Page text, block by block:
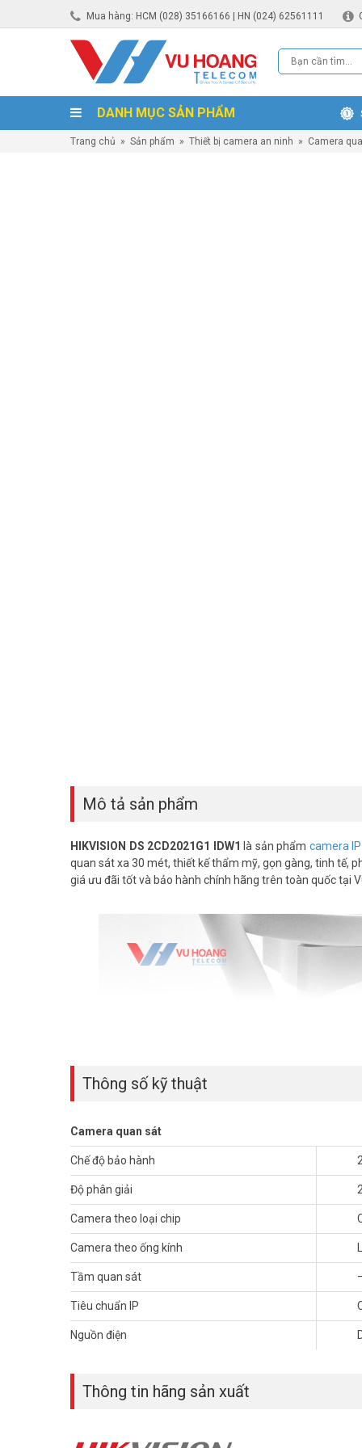
Mua hàng: HCM (028) 35166166 | HN (024) 62561111
DANH MỤC SẢN PHẨM
Trang chủ » Sản phẩm » Thiết bị camera an ninh » Camera
Mô tả sản phẩm
HIKVISION DS 2CD2021G1 IDW1 là sản phẩm camera
quan sát xa 30 mét, thiết kế thẩm mỹ, gọn gàng, tinh tế,
giá ưu đãi tốt và bảo hành chính hãng trên toàn quốc tại
HIKVISION DS-
Thông số kỹ thuật Camera IP Wifi
– Camera IP Trụ 2MP WIFI, chuẩn nén H.265+
– Chuẩn nén H.265+, H.265, H.264+, H.264
Thông số kỹ thuật
Camera quan sát
Chế độ bảo hành
Độ phân giải
Camera theo loại chip
Camera theo ống kính
Tầm quan sát
Tiêu chuẩn IP
Nguồn điện
Thông tin hãng sản xuất